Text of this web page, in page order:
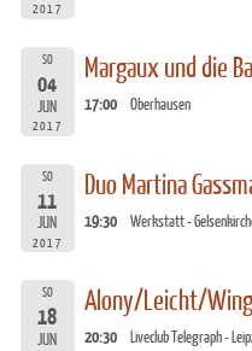
2017
SO
04
JUN
2017
Margaux und die
17:00 Oberhausen
SO
11
JUN
2017
Duo Martina
19:30 Werkstatt -
SO
18
JUN
Alony/Leicht/
20:30 Liveclub Telegraph -